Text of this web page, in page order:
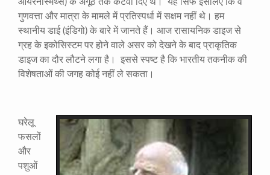
आयरनस्मिथ्स) के अंगूठे तक कटवा दिए थे। यह सिर्फ इसलिए कि वे
गुणवत्ता और मात्रा के मामले में प्रतिस्पर्धा में सक्षम नहीं थे। हम
स्थानीय डाई (इंडिगो) के बारे में जानते हैं। आज रासायनिक डाइज से
ग्रह के इकोसिस्टम पर होने वाले असर को देखने के बाद प्राकृतिक
डाइज का दौर लौटने लगा है। इससे स्पष्ट है कि भारतीय तकनीक की
विशेषताओं की जगह कोई नहीं ले सकता।
घरेलू
फसलों
और
पशुओं